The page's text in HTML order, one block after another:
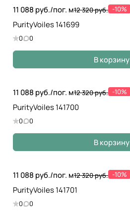
11 088 руб./пог. м12 320 руб. -10%
PurityVoiles 141699
0 0
В корзину
11 088 руб./пог. м12 320 руб. -10%
PurityVoiles 141700
0 0
В корзину
11 088 руб./пог. м12 320 руб. -10%
PurityVoiles 141701
0 0